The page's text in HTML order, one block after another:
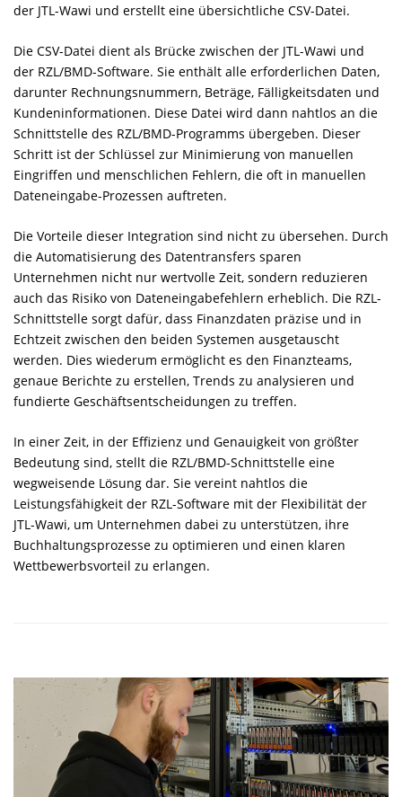
der JTL-Wawi und erstellt eine übersichtliche CSV-Datei.
Die CSV-Datei dient als Brücke zwischen der JTL-Wawi und
der RZL/BMD-Software. Sie enthält alle erforderlichen Daten,
darunter Rechnungsnummern, Beträge, Fälligkeitsdaten und
Kundeninformationen. Diese Datei wird dann nahtlos an die
Schnittstelle des RZL/BMD-Programms übergeben. Dieser
Schritt ist der Schlüssel zur Minimierung von manuellen
Eingriffen und menschlichen Fehlern, die oft in manuellen
Dateneingabe-Prozessen auftreten.
Die Vorteile dieser Integration sind nicht zu übersehen. Durch
die Automatisierung des Datentransfers sparen
Unternehmen nicht nur wertvolle Zeit, sondern reduzieren
auch das Risiko von Dateneingabefehlern erheblich. Die RZL-
Schnittstelle sorgt dafür, dass Finanzdaten präzise und in
Echtzeit zwischen den beiden Systemen ausgetauscht
werden. Dies wiederum ermöglicht es den Finanzteams,
genaue Berichte zu erstellen, Trends zu analysieren und
fundierte Geschäftsentscheidungen zu treffen.
In einer Zeit, in der Effizienz und Genauigkeit von größter
Bedeutung sind, stellt die RZL/BMD-Schnittstelle eine
wegweisende Lösung dar. Sie vereint nahtlos die
Leistungsfähigkeit der RZL-Software mit der Flexibilität der
JTL-Wawi, um Unternehmen dabei zu unterstützen, ihre
Buchhaltungsprozesse zu optimieren und einen klaren
Wettbewerbsvorteil zu erlangen.